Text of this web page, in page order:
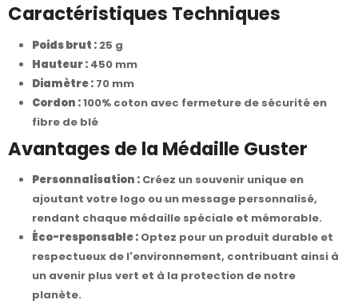
Caractéristiques Techniques
Poids brut : 25 g
Hauteur : 450 mm
Diamètre : 70 mm
Cordon :100% coton avec fermeture de sécurité en
fibre de blé
Avantages de la Médaille Guster
Personnalisation : Créez un souvenir unique en
ajoutant votre logo ou un message personnalisé,
rendant chaque médaille spéciale et mémorable.
Éco-responsable : Optez pour un produit durable et
respectueux de l'environnement, contribuant ainsi à
un avenir plus vert et à la protection de notre
planète.